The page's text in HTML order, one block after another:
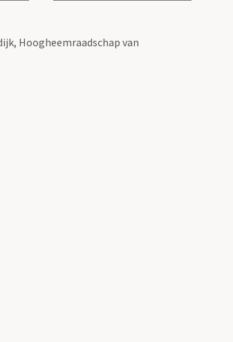
Hoogheemraadschap van